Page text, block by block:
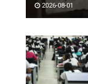
2026-08-01